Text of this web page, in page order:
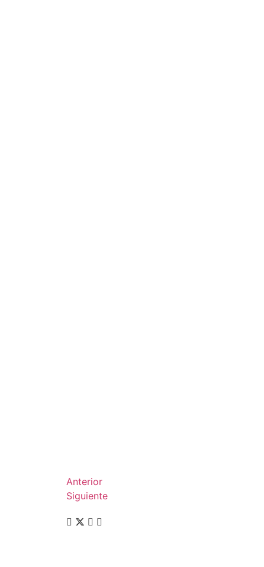
Anterior
Siguiente